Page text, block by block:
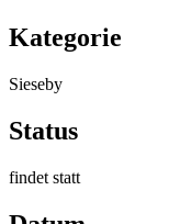
Kategorie
Sieseby
Status
findet statt